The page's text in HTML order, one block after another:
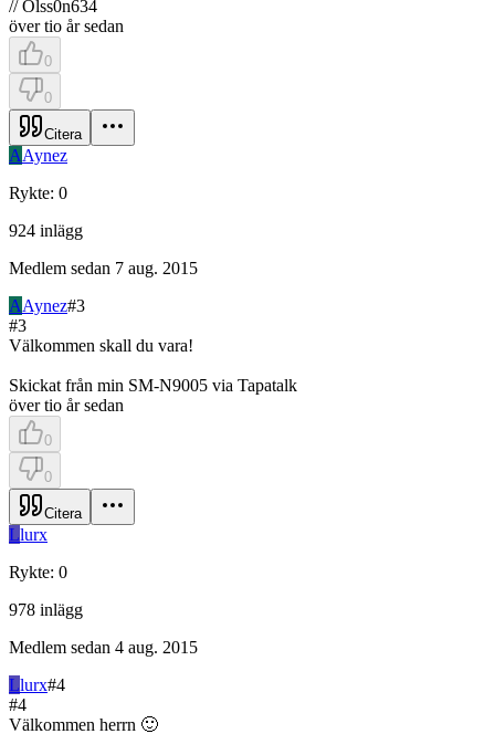
// Olss0n634
över tio år sedan
0
0
Citera
AAynez
Rykte: 0
924 inlägg
Medlem sedan 7 aug. 2015
AAynez#3
#3
Välkommen skall du vara!
Skickat från min SM-N9005 via Tapatalk
över tio år sedan
0
0
Citera
Llurx
Rykte: 0
978 inlägg
Medlem sedan 4 aug. 2015
Llurx#4
#4
Välkommen herrn 🙂